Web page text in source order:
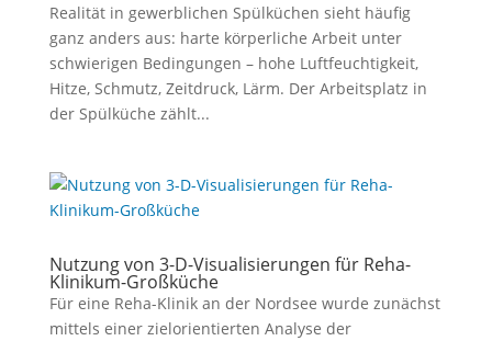
Realität in gewerblichen Spülküchen sieht häufig
ganz anders aus: harte körperliche Arbeit unter
schwierigen Bedingungen – hohe Luftfeuchtigkeit,
Hitze, Schmutz, Zeitdruck, Lärm. Der Arbeitsplatz in
der Spülküche zählt...
Nutzung von 3-D-Visualisierungen für Reha-
Klinikum-Großküche
Für eine Reha-Klinik an der Nordsee wurde zunächst
mittels einer zielorientierten Analyse der